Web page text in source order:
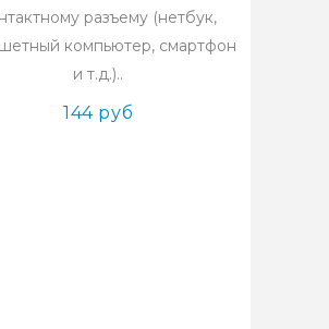
разъему (нетбук,
компьютер, смартфон
и т.д.)..
144 руб